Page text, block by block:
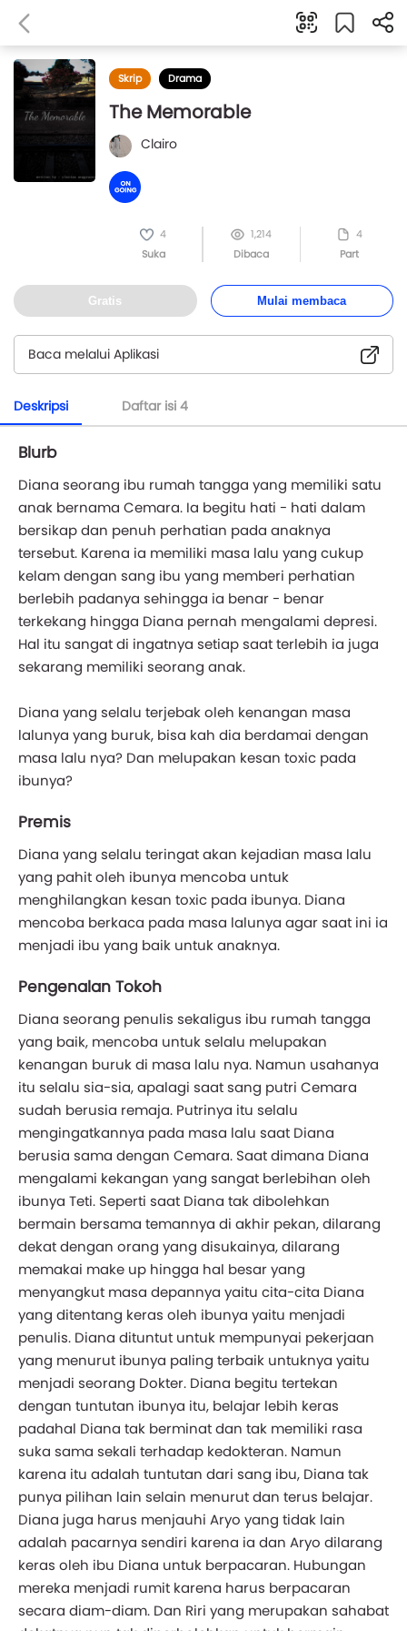
Skrip Drama
The Memorable
Clairo
4
Suka
1,214
Dibaca
4
Part
Gratis Mulai membaca
Baca melalui Aplikasi
Deskripsi Daftar isi 4
Blurb
Diana seorang ibu rumah tangga yang memiliki satu
anak bernama Cemara. Ia begitu hati - hati dalam
bersikap dan penuh perhatian pada anaknya
tersebut. Karena ia memiliki masa lalu yang cukup
kelam dengan sang ibu yang memberi perhatian
berlebih padanya sehingga ia benar - benar
terkekang hingga Diana pernah mengalami depresi.
Hal itu sangat di ingatnya setiap saat terlebih ia juga
sekarang memiliki seorang anak.
Diana yang selalu terjebak oleh kenangan masa
lalunya yang buruk, bisa kah dia berdamai dengan
masa lalu nya? Dan melupakan kesan toxic pada
ibunya?
Premis
Diana yang selalu teringat akan kejadian masa lalu
yang pahit oleh ibunya mencoba untuk
menghilangkan kesan toxic pada ibunya. Diana
mencoba berkaca pada masa lalunya agar saat ini ia
menjadi ibu yang baik untuk anaknya.
Pengenalan Tokoh
Diana seorang penulis sekaligus ibu rumah tangga
yang baik, mencoba untuk selalu melupakan
kenangan buruk di masa lalu nya. Namun usahanya
itu selalu sia-sia, apalagi saat sang putri Cemara
sudah berusia remaja. Putrinya itu selalu
mengingatkannya pada masa lalu saat Diana
berusia sama dengan Cemara. Saat dimana Diana
mengalami kekangan yang sangat berlebihan oleh
ibunya Teti. Seperti saat Diana tak dibolehkan
bermain bersama temannya di akhir pekan, dilarang
dekat dengan orang yang disukainya, dilarang
memakai make up hingga hal besar yang
menyangkut masa depannya yaitu cita-cita Diana
yang ditentang keras oleh ibunya yaitu menjadi
penulis. Diana dituntut untuk mempunyai pekerjaan
yang menurut ibunya paling terbaik untuknya yaitu
menjadi seorang Dokter. Diana begitu tertekan
dengan tuntutan ibunya itu, belajar lebih keras
padahal Diana tak berminat dan tak memiliki rasa
suka sama sekali terhadap kedokteran. Namun
karena itu adalah tuntutan dari sang ibu, Diana tak
punya pilihan lain selain menurut dan terus belajar.
Diana juga harus menjauhi Aryo yang tidak lain
adalah pacarnya sendiri karena ia dan Aryo dilarang
keras oleh ibu Diana untuk berpacaran. Hubungan
mereka menjadi rumit karena harus berpacaran
secara diam-diam. Dan Riri yang merupakan sahabat